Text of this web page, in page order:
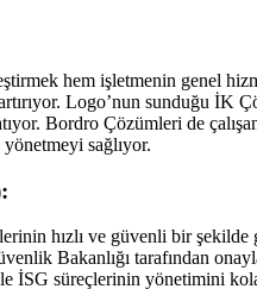
hem işletmenin genel
Logo’nun sunduğu İK
Bordro Çözümleri de
sağlıyor.
hızlı ve güvenli bir
Bakanlığı tarafından
İSG süreçlerinin yönetimini